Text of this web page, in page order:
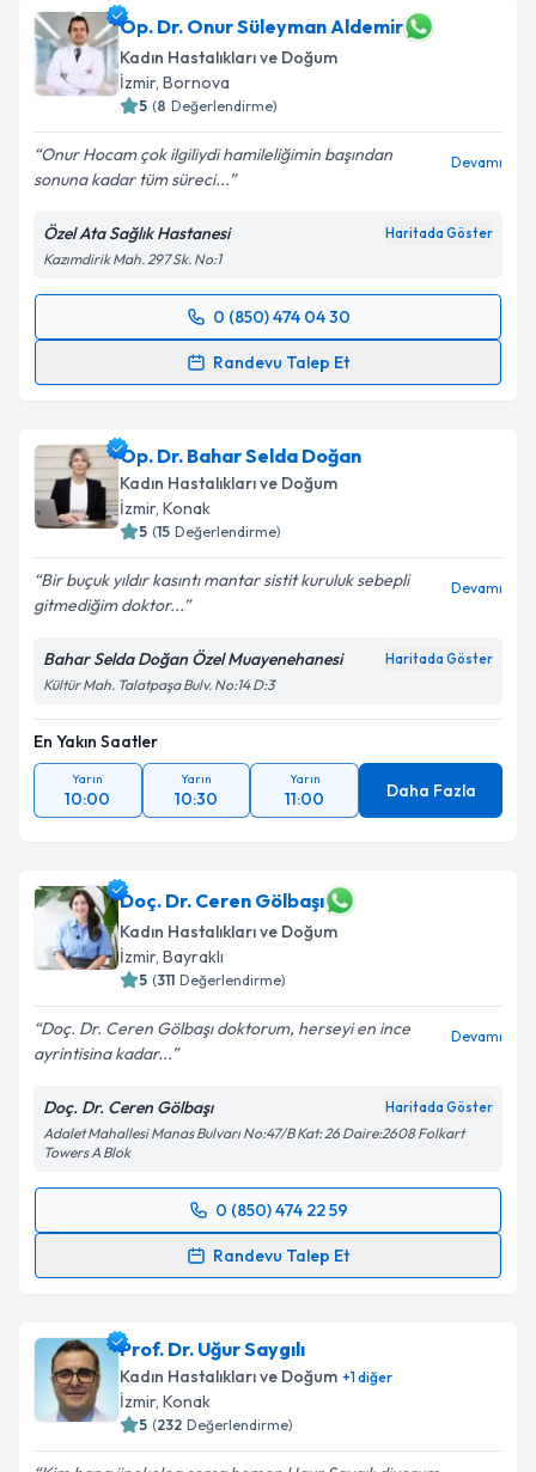
Op. Dr. Onur Süleyman Aldemir
Kadın Hastalıkları ve Doğum
İzmir, Bornova
5 (8 Değerlendirme)
Onur Hocam çok ilgiliydi hamileliğimin başından
sonuna kadar tüm süreci...
Devamı
Özel Ata Sağlık Hastanesi Haritada Göster
Kazımdirik Mah. 297 Sk. No:1
0 (850) 474 04 30
Randevu Talep Et
Randevu Takvimi Talebi
almanız için bir takvim hazırlandığında e-posta ile
bilgilendireceğiz.
E-posta Adresiniz
Kişisel verilerimin işlenmesine ilişkin
Metni'ni okudum ve kişisel verilerimin belirtilen
kapsamda işlenmesini kabul ediyorum.
Takvim Talebini Gönder
Op. Dr. Bahar Selda Doğan
Kadın Hastalıkları ve Doğum
İzmir, Konak
5 (15 Değerlendirme)
Bir buçuk yıldır kasıntı mantar sistit kuruluk sebepli
gitmediğim doktor...
Devamı
Bahar Selda Doğan Özel Muayenehanesi Haritada Göster
Kültür Mah. Talatpaşa Bulv. No:14 D:3
En Yakın Saatler
Yarın
10:00
Yarın
10:30
Yarın
11:00 Daha Fazla
Doç. Dr. Ceren Gölbaşı
Kadın Hastalıkları ve Doğum
İzmir, Bayraklı
5 (311 Değerlendirme)
Doç. Dr. Ceren Gölbaşı doktorum, herseyi en ince
ayrintisina kadar...
Devamı
Doç. Dr. Ceren Gölbaşı Haritada Göster
Adalet Mahallesi Manas Bulvarı No:47/B Kat: 26 Daire:2608 Folkart
Towers A Blok
0 (850) 474 22 59
Randevu Talep Et
Randevu Takvimi Talebi
takvim hazırlandığında e-posta ile bilgilendireceğiz.
E-posta Adresiniz
Prof. Dr. Uğur Saygılı
Kadın Hastalıkları ve Doğum +1diğer
İzmir, Konak
5 (232 Değerlendirme)